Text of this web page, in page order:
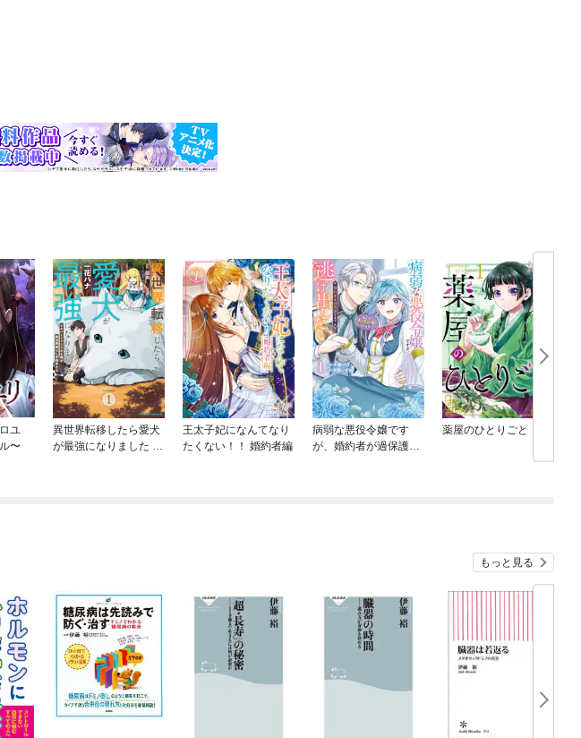
ユ
〜
異世界転移したら愛犬
が最強になりました ～
王太子妃になんてなり
たくない！！ 婚約者編
病弱な悪役令嬢です
が、婚約者が過保護す
薬屋のひとりごと
もっと見る